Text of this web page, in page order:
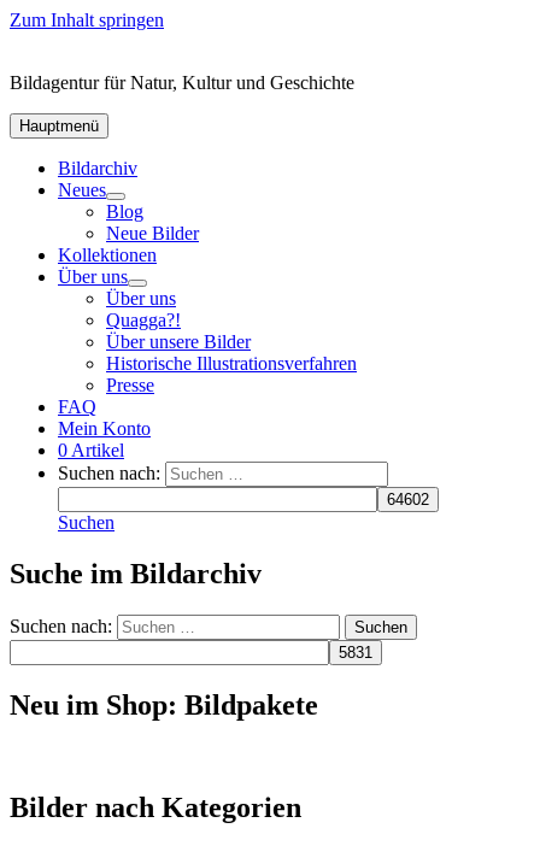
Zum Inhalt springen
Bildagentur für Natur, Kultur und Geschichte
Hauptmenü
Bildarchiv
Neues
Blog
Neue Bilder
Kollektionen
Über uns
Über uns
Quagga?!
Über unsere Bilder
Historische Illustrationsverfahren
Presse
FAQ
Mein Konto
0 Artikel
Suchen nach:
Suchen
Suche im Bildarchiv
Suchen nach:
Neu im Shop: Bildpakete
Bilder nach Kategorien